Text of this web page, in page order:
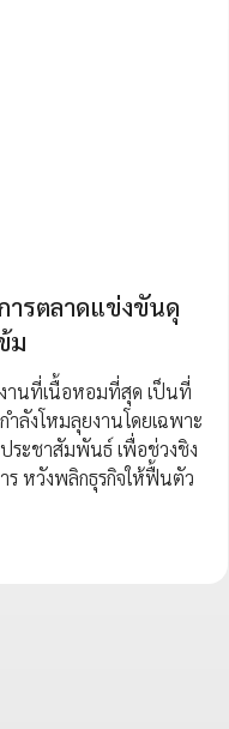
ารตลาดแข่งขันดุ
ม
านที่เนื้อหอมที่สุด เป็นที่
ลังโหมลุยงานโดยเฉพาะ
ระชาสัมพันธ์ เพื่อช่วงชิง
ร หวังพลิกธุรกิจให้ฟื้นตัว